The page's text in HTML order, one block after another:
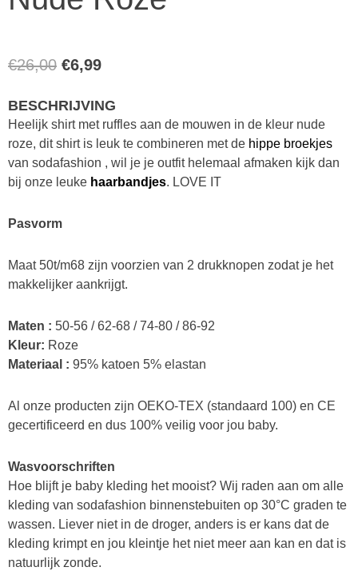
€26,00 Oorspronkelijke
was:
€26,00.
€6,99Huidige
is:
€6,99.
BESCHRIJVING
Heelijk shirt met ruffles aan de mouwen in de kleur nude
roze, dit shirt is leuk te combineren met de hippe broekjes
van sodafashion , wil je je outfit helemaal afmaken kijk dan
bij onze leuke haarbandjes. LOVE IT
Pasvorm
Maat 50t/m68 zijn voorzien van 2 drukknopen zodat je het
makkelijker aankrijgt.
Maten : 50-56 / 62-68 / 74-80 / 86-92
Kleur: Roze
Materiaal : 95% katoen 5% elastan
Al onze producten zijn OEKO-TEX (standaard 100) en CE
gecertificeerd en dus 100% veilig voor jou baby.
Wasvoorschriften
Hoe blijft je baby kleding het mooist? Wij raden aan om alle
kleding van sodafashion binnenstebuiten op 30°C graden te
wassen. Liever niet in de droger, anders is er kans dat de
kleding krimpt en jou kleintje het niet meer aan kan en dat is
natuurlijk zonde.